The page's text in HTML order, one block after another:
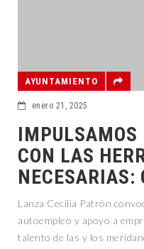
AYUNTAMIENTO
enero 21, 2025
IMPULSAMOS
CON LAS
NECESARIAS:
Lanza Cecilia Patrón
autoempleo y apoyo a
talento de las y los